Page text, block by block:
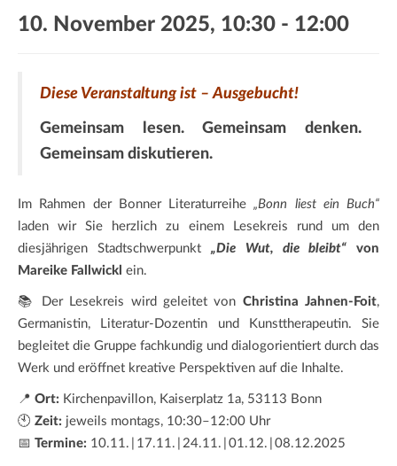
10. November 2025, 10:30 - 12:00
Diese Veranstaltung ist – Ausgebucht!
Gemeinsam lesen. Gemeinsam denken.
Gemeinsam diskutieren.
Im Rahmen der Bonner Literaturreihe„Bonn liest ein Buch“
laden wir Sie herzlich zu einem Lesekreis rund um den
diesjährigen Stadtschwerpunkt„Die Wut, die bleibt“von
Mareike Fallwickl ein.
📚 Der Lesekreis wird geleitet von Christina Jahnen-Foit,
Germanistin, Literatur-Dozentin und Kunsttherapeutin. Sie
begleitet die Gruppe fachkundig und dialogorientiert durch das
Werk und eröffnet kreative Perspektiven auf die Inhalte.
📍 Ort: Kirchenpavillon, Kaiserplatz 1a, 53113 Bonn
🕙 Zeit: jeweils montags, 10:30–12:00 Uhr
📅 Termine: 10.11. | 17.11. | 24.11. | 01.12. | 08.12.2025